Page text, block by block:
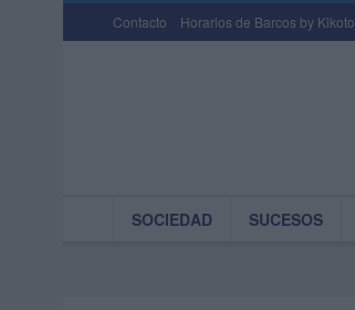
Contacto Horarios de Barcos by Kikoto
SOCIEDAD SUCESOS